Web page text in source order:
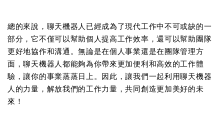
總的來說，聊天機器人已經成為了現代工作中不可或缺的一
部分，它不僅可以幫助個人提高工作效率，還可以幫助團隊
更好地協作和溝通。無論是在個人事業還是在團隊管理方
面，聊天機器人都能夠為你帶來更加便利和高效的工作體
驗，讓你的事業蒸蒸日上。因此，讓我們一起利用聊天機器
人的力量，解放我們的工作力量，共同創造更加美好的未
來！